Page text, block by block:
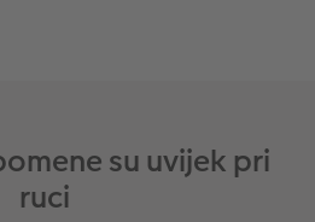
su uvijek pri
ruci